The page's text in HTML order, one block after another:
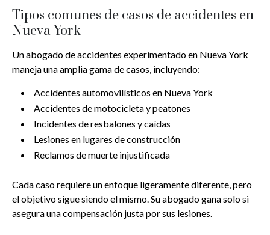
Tipos comunes de casos de accidentes en
Nueva York
Un abogado de accidentes experimentado en Nueva York
maneja una amplia gama de casos, incluyendo:
Accidentes automovilísticos en Nueva York
Accidentes de motocicleta y peatones
Incidentes de resbalones y caídas
Lesiones en lugares de construcción
Reclamos de muerte injustificada
Cada caso requiere un enfoque ligeramente diferente, pero
el objetivo sigue siendo el mismo. Su abogado gana solo si
asegura una compensación justa por sus lesiones.